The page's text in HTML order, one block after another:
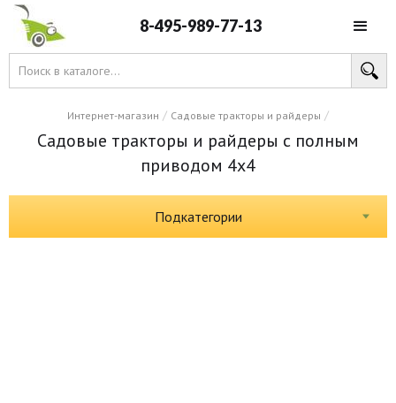
8-495-989-77-13
Интернет-магазин / Садовые тракторы и райдеры /
Садовые тракторы и райдеры с полным
приводом 4х4
Подкатегории